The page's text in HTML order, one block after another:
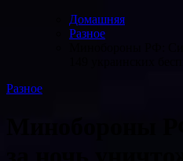
Домашняя
Разное
Разное